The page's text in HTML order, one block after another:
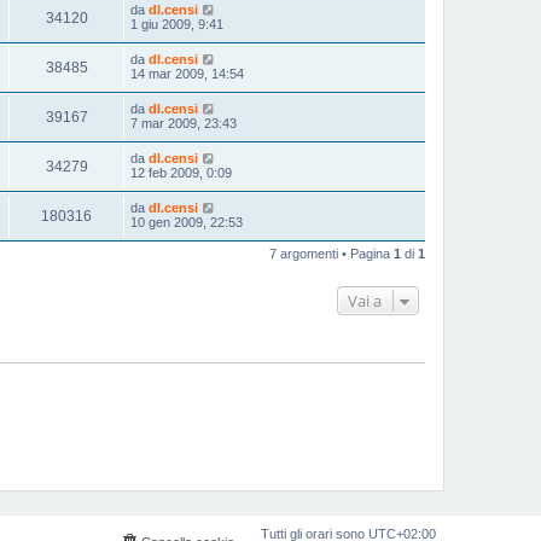
34120 da dl.censi
1 giu 2009, 9:41
38485 da dl.censi
14 mar 2009, 14:54
39167 da dl.censi
7 mar 2009, 23:43
34279 da dl.censi
12 feb 2009, 0:09
180316 da dl.censi
10 gen 2009, 22:53
7 argomenti • Pagina 1 di 1
Vai a
Tutti gli orari sono UTC+02:00